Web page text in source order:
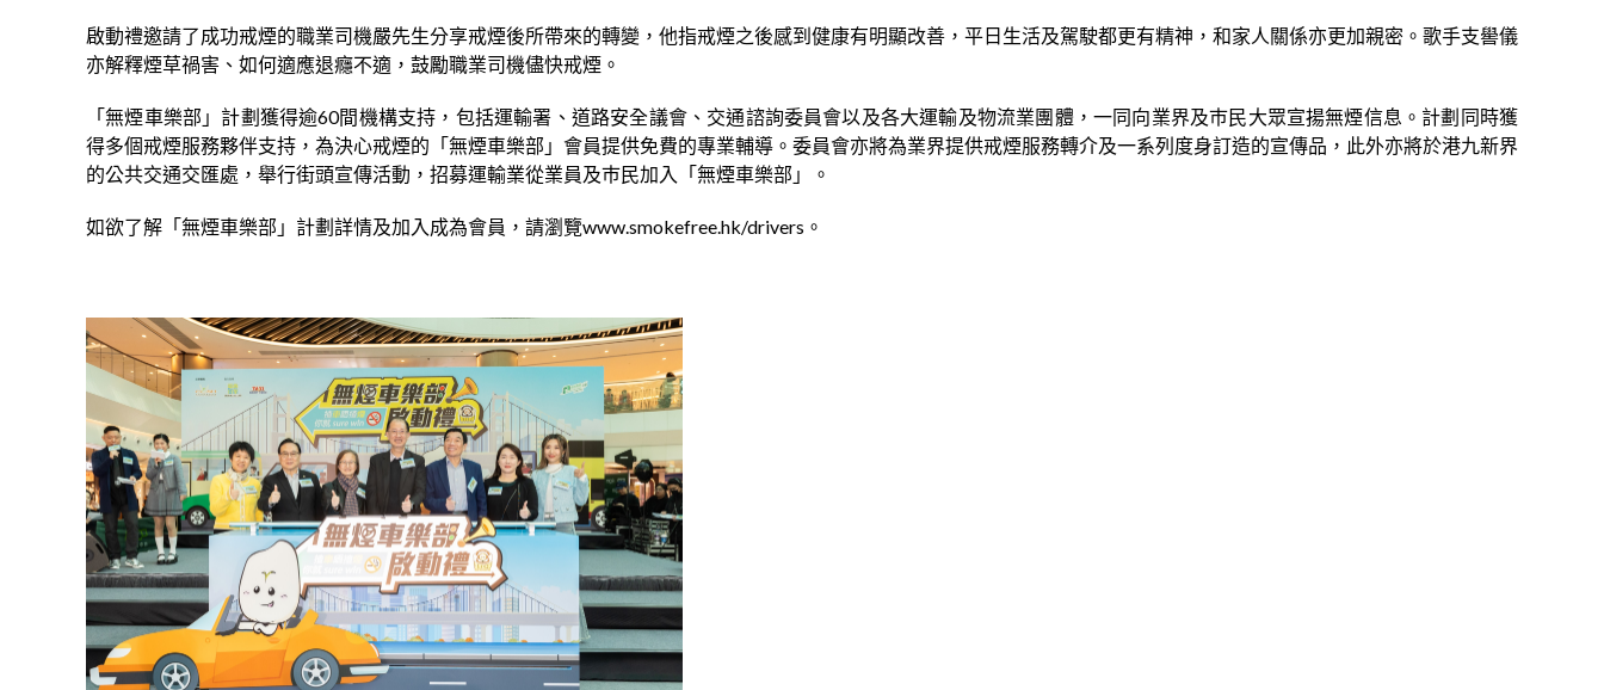
啟動禮邀請了成功戒煙的職業司機嚴先生分享戒煙後所帶來的轉變，他指戒煙之後感到健康有明顯改善，平日生活及駕駛都更有精神，和家人關係亦更加親密。歌手支嚳儀
亦解釋煙草禍害、如何適應退癮不適，鼓勵職業司機儘快戒煙。
「無煙車樂部」計劃獲得逾60間機構支持，包括運輸署、道路安全議會、交通諮詢委員會以及各大運輸及物流業團體，一同向業界及巿民大眾宣揚無煙信息。計劃同時獲
得多個戒煙服務夥伴支持，為決心戒煙的「無煙車樂部」會員提供免費的專業輔導。委員會亦將為業界提供戒煙服務轉介及一系列度身訂造的宣傳品，此外亦將於港九新界
的公共交通交匯處，舉行街頭宣傳活動，招募運輸業從業員及巿民加入「無煙車樂部」。
如欲了解「無煙車樂部」計劃詳情及加入成為會員，請瀏覽www.smokefree.hk/drivers。